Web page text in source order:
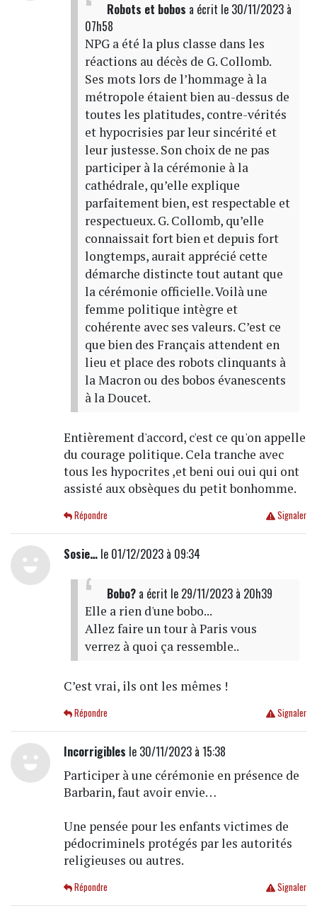
Robots et bobos a écrit le 30/11/2023 à
07h58
NPG a été la plus classe dans les
réactions au décès de G. Collomb.
Ses mots lors de l’hommage à la
métropole étaient bien au-dessus de
toutes les platitudes, contre-vérités
et hypocrisies par leur sincérité et
leur justesse. Son choix de ne pas
participer à la cérémonie à la
cathédrale, qu’elle explique
parfaitement bien, est respectable et
respectueux. G. Collomb, qu’elle
connaissait fort bien et depuis fort
longtemps, aurait apprécié cette
démarche distincte tout autant que
la cérémonie officielle. Voilà une
femme politique intègre et
cohérente avec ses valeurs. C’est ce
que bien des Français attendent en
lieu et place des robots clinquants à
la Macron ou des bobos évanescents
à la Doucet.
Entièrement d'accord, c'est ce qu'on appelle
du courage politique. Cela tranche avec
tous les hypocrites ,et beni oui oui qui ont
assisté aux obsèques du petit bonhomme.
Signaler
Répondre
Sosie…le 01/12/2023 à 09:34
Bobo?a écrit le 29/11/2023 à 20h39
Elle a rien d'une bobo...
Allez faire un tour à Paris vous
verrez à quoi ça ressemble..
C’est vrai, ils ont les mêmes !
Signaler
Répondre
Incorrigibles le 30/11/2023 à 15:38
Participer à une cérémonie en présence de
Barbarin, faut avoir envie…
Une pensée pour les enfants victimes de
pédocriminels protégés par les autorités
religieuses ou autres.
Signaler
Répondre